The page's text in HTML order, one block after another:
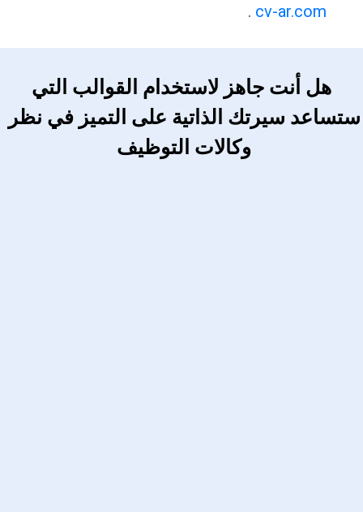
cv-ar.com
.
هل أنت جاهز لاستخدام القوالب التي
ستساعد سيرتك الذاتية على التميز في نظر
وكالات التوظيف